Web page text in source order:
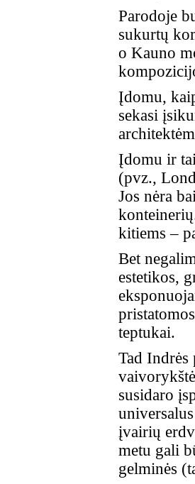
Parodoje
sukurtų
o Kauno
Įdomu,
sekasi
Įdomu ir
(pvz.,
Jos nėra
kitiems –
Bet
estetikos,
teptukai.
Tad Indrės
susidaro
įvairių
metu gali
gelminės